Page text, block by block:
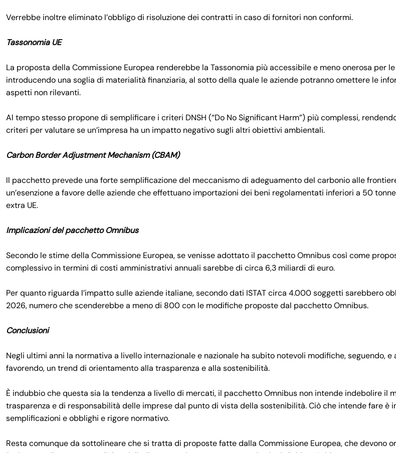
Verrebbe inoltre eliminato l’obbligo di risoluzione dei contratti in caso di fornitori non conformi.
Tassonomia UE
La proposta della Commissione Europea renderebbe la Tassonomia più accessibile e meno onerosa per
introducendo una soglia di materialità finanziaria, al sotto della quale le aziende potranno omettere le
aspetti non rilevanti.
Al tempo stesso propone di semplificare i criteri DNSH (“Do No Significant Harm”) più complessi,
criteri per valutare se un’impresa ha un impatto negativo sugli altri obiettivi ambientali.
Carbon Border Adjustment Mechanism (CBAM)
Il pacchetto prevede una forte semplificazione del meccanismo di adeguamento del carbonio alle
un’esenzione a favore delle aziende che effettuano importazioni dei beni regolamentati inferiori a 50
extra UE.
Implicazioni del pacchetto Omnibus
Secondo le stime della Commissione Europea, se venisse adottato il pacchetto Omnibus così come
complessivo in termini di costi amministrativi annuali sarebbe di circa 6,3 miliardi di euro.
Per quanto riguarda l’impatto sulle aziende italiane, secondo dati ISTAT circa 4.000 soggetti sarebbero
2026, numero che scenderebbe a meno di 800 con le modifiche proposte dal pacchetto Omnibus.
Conclusioni
Negli ultimi anni la normativa a livello internazionale e nazionale ha subito notevoli modifiche, seguendo, e
favorendo, un trend di orientamento alla trasparenza e alla sostenibilità.
È indubbio che questa sia la tendenza a livello di mercati, il pacchetto Omnibus non intende indebolire il
trasparenza e di responsabilità delle imprese dal punto di vista della sostenibilità. Ciò che intende fare è
semplificazioni e obblighi e rigore normativo.
Resta comunque da sottolineare che si tratta di proposte fatte dalla Commissione Europea, che devono